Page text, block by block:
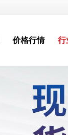
价格行情 行